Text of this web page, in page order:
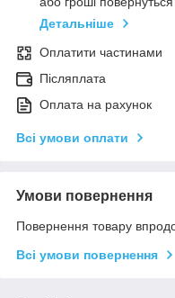
Детальніше
Оплатити частинами
Післяплата
Оплата на рахунок
Всі умови оплати
Умови повернення
Повернення товару
Всі умови повернення